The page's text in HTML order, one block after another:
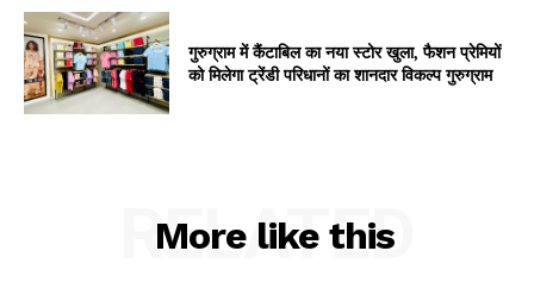
गुरुग्राम में कैंटाबिल का नया स्टोर खुला, फैशन प्रेमियों
को मिलेगा ट्रेंडी परिधानों का शानदार विकल्प गुरुग्राम
More like this
RELATED